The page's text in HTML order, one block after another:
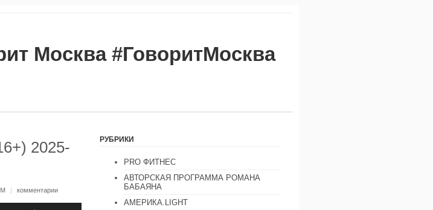
Москва #ГоворитМосква
2025-
| комментарии
РУБРИКИ
PRO ФИТНЕС
АВТОРСКАЯ ПРОГРАММА РОМАНА
БАБАЯНА
АМЕРИКА.LIGHT